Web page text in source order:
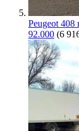
Peugeot 408
92.000 (6